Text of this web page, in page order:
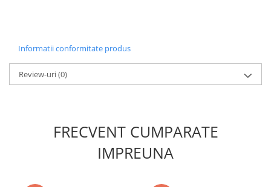
Casa, Gradina
Accesorii agricole
Accesorii gard electric
Candele / Rezerve / Lumanari
Informatii conformitate produs
Review-uri(0)
FRECVENT CUMPARATE
IMPREUNA